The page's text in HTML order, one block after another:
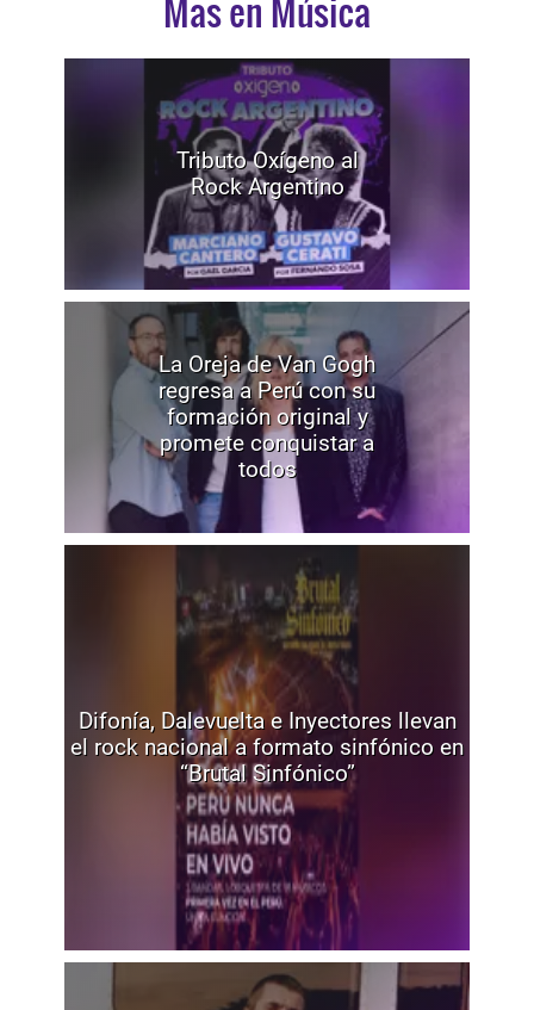
Mas en Música
Tributo Oxígeno al
Rock Argentino
La Oreja de Van Gogh
regresa a Perú con su
formación original y
promete conquistar a
todos
Difonía, Dalevuelta e Inyectores llevan
el rock nacional a formato sinfónico en
“Brutal Sinfónico”